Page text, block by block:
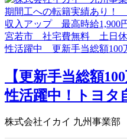
【更新手当総額
性活躍中！トヨタ
株式会社イカイ 九州事業部